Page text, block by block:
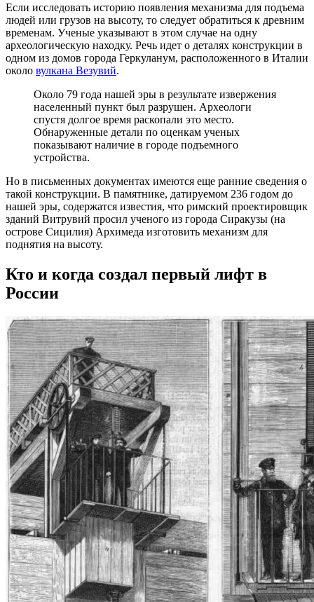
Если исследовать историю появления механизма для подъема
людей или грузов на высоту, то следует обратиться к древним
временам. Ученые указывают в этом случае на одну
археологическую находку. Речь идет о деталях конструкции в
одном из домов города Геркуланум, расположенного в Италии
около вулкана Везувий.
Около 79 года нашей эры в результате извержения
населенный пункт был разрушен. Археологи
спустя долгое время раскопали это место.
Обнаруженные детали по оценкам ученых
показывают наличие в городе подъемного
устройства.
Но в письменных документах имеются еще ранние сведения о
такой конструкции. В памятнике, датируемом 236 годом до
нашей эры, содержатся известия, что римский проектировщик
зданий Витрувий просил ученого из города Сиракузы (на
острове Сицилия) Архимеда изготовить механизм для
поднятия на высоту.
Кто и когда создал первый лифт в
России